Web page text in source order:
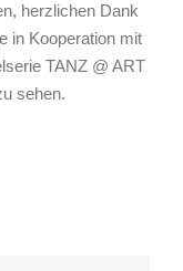
herzlichen Dank
in Kooperation mit
TANZ @ ART
sehen.